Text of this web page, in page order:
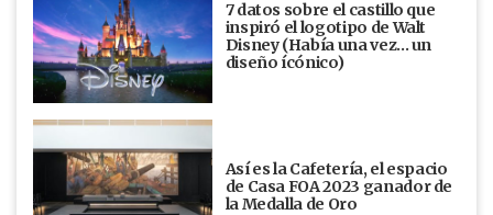
7 datos sobre el castillo que
inspiró el logotipo de Walt
Disney (Había una vez... un
diseño ícónico)
Así es la Cafetería, el espacio
de Casa FOA 2023 ganador de
la Medalla de Oro